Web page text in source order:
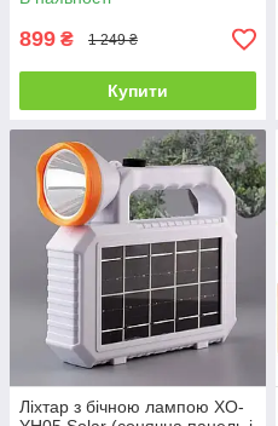
899 ₴ 1 249 ₴
Купити
Ліхтар з бічною лампою XO-